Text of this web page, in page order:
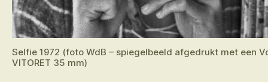
Selfie 1972 (foto WdB – spiegelbeeld afgedrukt met een
VITORET 35 mm)